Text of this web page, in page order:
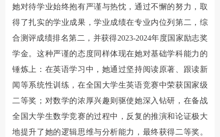
她对待学业始终抱有严谨与热忱，通过不懈的努力，取
得了扎实的学业成果，学业成绩在专业内位列第二，综
合测评成绩排名第二，并获得2023-2024年度国家励志奖
学金。这种严谨的态度同样体现在她对基础学科能力的
锤炼上：在英语学习中，她通过坚持阅读原著、跟读新
闻等系统性训练，在全国大学生英语竞赛中荣获国家级
二等奖；对数学的浓厚兴趣则驱使她深入钻研，在备战
全国大学生数学竞赛的过程中，反复的推演和论证极大
地提升了她的逻辑思维与分析能力，最终获得二等奖。